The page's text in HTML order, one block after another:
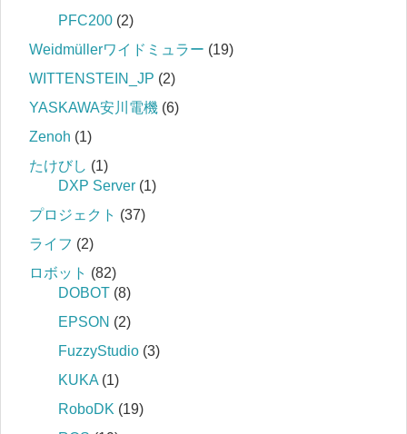
PFC200 (2)
Weidmüllerワイドミュラー (19)
WITTENSTEIN_JP (2)
YASKAWA安川電機 (6)
Zenoh (1)
たけびし (1)
DXP Server (1)
プロジェクト (37)
ライフ (2)
ロボット (82)
DOBOT (8)
EPSON (2)
FuzzyStudio (3)
KUKA (1)
RoboDK (19)